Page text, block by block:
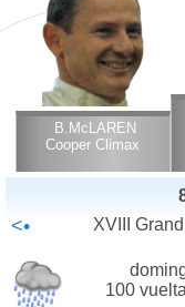
B.McLAREN
Cooper Climax
<• XVIII
100